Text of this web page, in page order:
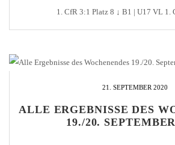
1. CfR 3:1 Platz 8 ↓ B1 | U17 VL 1.
21. SEPTEMBER 2020
ALLE ERGEBNISSE DES
19./20.